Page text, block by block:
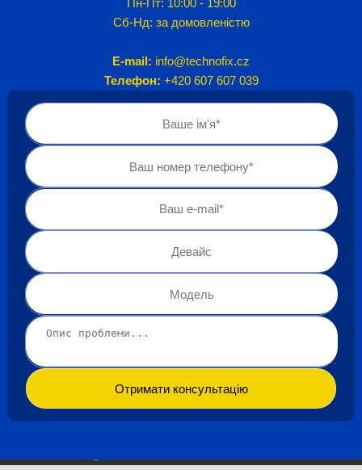
Сб-Нд: за домовленістю
E-mail: info@technofix.cz
Телефон: +420 607 607 039